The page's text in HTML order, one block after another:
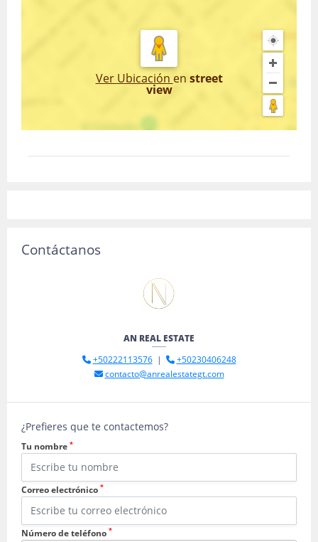
Ver Ubicación en street
view
Contáctanos
AN REAL ESTATE
+50222113576|
+50230406248
contacto@anrealestategt.com
¿Prefieres que te contactemos?
Tu nombre *
Correo electrónico *
Número de teléfono *